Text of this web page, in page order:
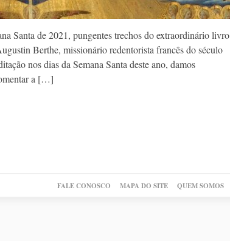
Santa de 2021, pungentes trechos do extraordinário livro
Berthe, missionário redentorista francês do século
nos dias da Semana Santa deste ano, damos
a […]
FALE CONOSCO MAPA DO SITE QUEM SOMOS